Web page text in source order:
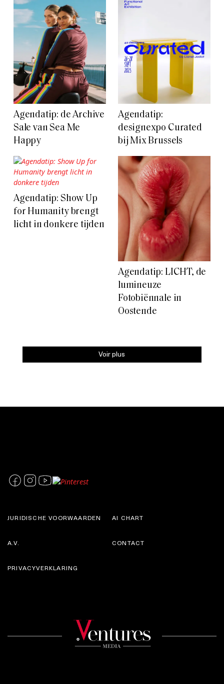
Agendatip: de Archive
Sale van Sea Me
Happy
Agendatip:
designexpo Curated
bij Mix Brussels
Agendatip: Show Up
for Humanity brengt
licht in donkere tijden
Agendatip: LICHT, de
lumineuze
Fotobiënnale in
Oostende
Voir plus
JURIDISCHE VOORWAARDEN
A.V.
AI CHART
CONTACT
PRIVACYVERKLARING